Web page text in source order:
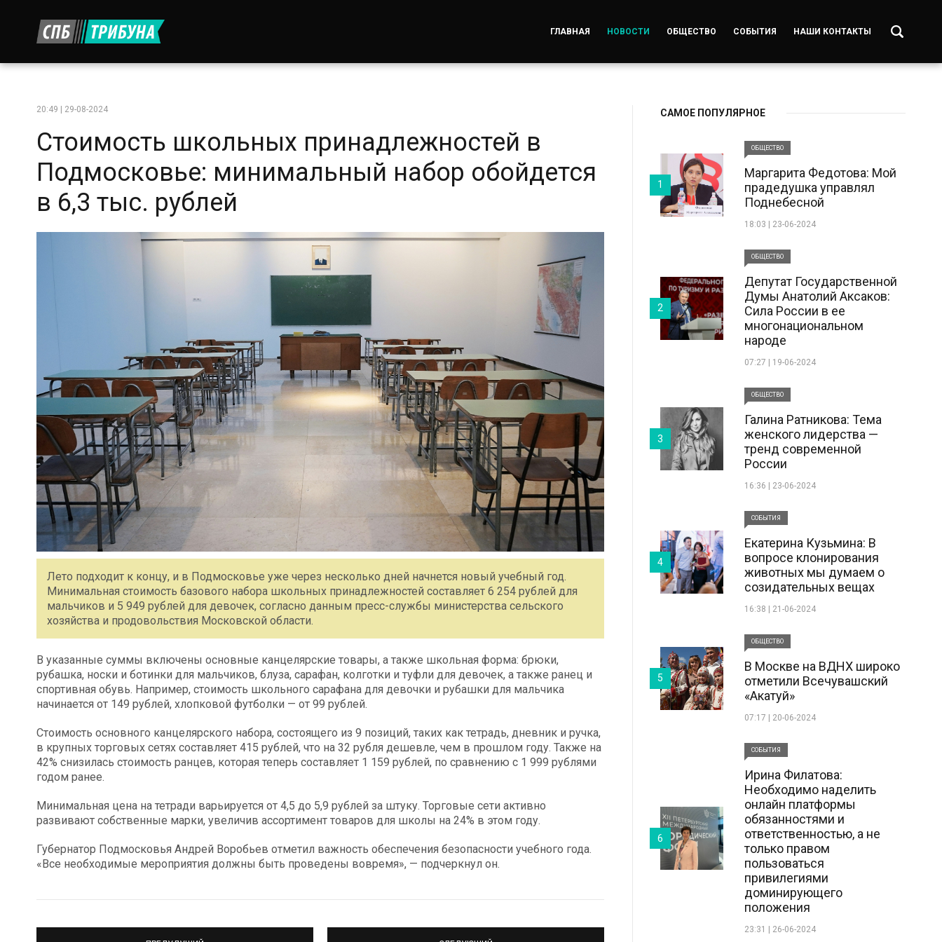
ГЛАВНАЯ НОВОСТИ ОБЩЕСТВО СОБЫТИЯ НАШИ КОНТАКТЫ
20:49 | 29-08-2024
Стоимость школьных принадлежностей в
Подмосковье: минимальный набор обойдется
в 6,3 тыс. рублей
Лето подходит к концу, и в Подмосковье уже через несколько дней начнется новый учебный год.
Минимальная стоимость базового набора школьных принадлежностей составляет 6 254 рублей для
мальчиков и 5 949 рублей для девочек, согласно данным пресс-службы министерства сельского
хозяйства и продовольствия Московской области.
В указанные суммы включены основные канцелярские товары, а также школьная форма: брюки,
рубашка, носки и ботинки для мальчиков, блуза, сарафан, колготки и туфли для девочек, а также ранец и
спортивная обувь. Например, стоимость школьного сарафана для девочки и рубашки для мальчика
начинается от 149 рублей, хлопковой футболки — от 99 рублей.
Стоимость основного канцелярского набора, состоящего из 9 позиций, таких как тетрадь, дневник и ручка,
в крупных торговых сетях составляет 415 рублей, что на 32 рубля дешевле, чем в прошлом году. Также на
42% снизилась стоимость ранцев, которая теперь составляет 1 159 рублей, по сравнению с 1 999 рублями
годом ранее.
Минимальная цена на тетради варьируется от 4,5 до 5,9 рублей за штуку. Торговые сети активно
развивают собственные марки, увеличив ассортимент товаров для школы на 24% в этом году.
Губернатор Подмосковья Андрей Воробьев отметил важность обеспечения безопасности учебного года.
«Все необходимые мероприятия должны быть проведены вовремя», — подчеркнул он.
САМОЕ ПОПУЛЯРНОЕ
ОБЩЕСТВО
Маргарита Федотова: Мой
прадедушка управлял
Поднебесной
18:03 | 23-06-2024
1
ОБЩЕСТВО
Депутат Государственной
Думы Анатолий Аксаков:
Сила России в ее
многонациональном
народе
07:27 | 19-06-2024
2
ОБЩЕСТВО
Галина Ратникова: Тема
женского лидерства —
тренд современной
России
16:36 | 23-06-2024
3
СОБЫТИЯ
Екатерина Кузьмина: В
вопросе клонирования
животных мы думаем о
созидательных вещах
16:38 | 21-06-2024
4
ОБЩЕСТВО
В Москве на ВДНХ широко
отметили Всечувашский
«Акатуй»
07:17 | 20-06-2024
5
СОБЫТИЯ
Ирина Филатова:
Необходимо наделить
онлайн платформы
обязанностями и
ответственностью, а не
только правом
пользоваться
привилегиями
доминирующего
положения
23:31 | 26-06-2024
6